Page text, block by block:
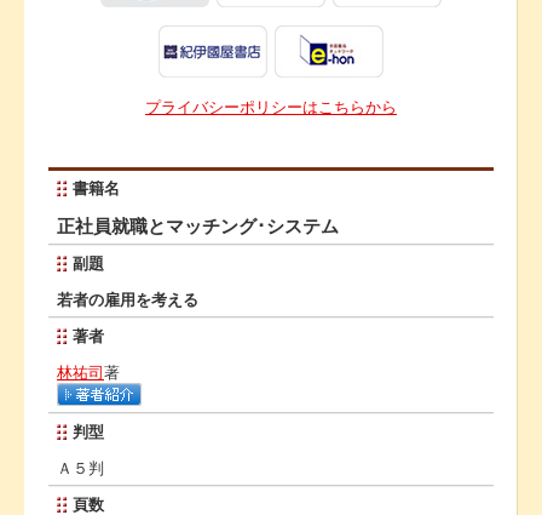
プライバシーポリシーはこちらから
書籍名
正社員就職とマッチング･システム
副題
若者の雇用を考える
著者
林祐司著
判型
Ａ５判
頁数